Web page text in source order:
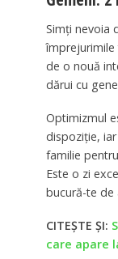
Simți nevoia
împrejurimile
de o nouă
dărui cu
Optimizmul
dispoziție,
familie
Este o zi
bucură-te de
CITEȘTE ȘI:
care apare